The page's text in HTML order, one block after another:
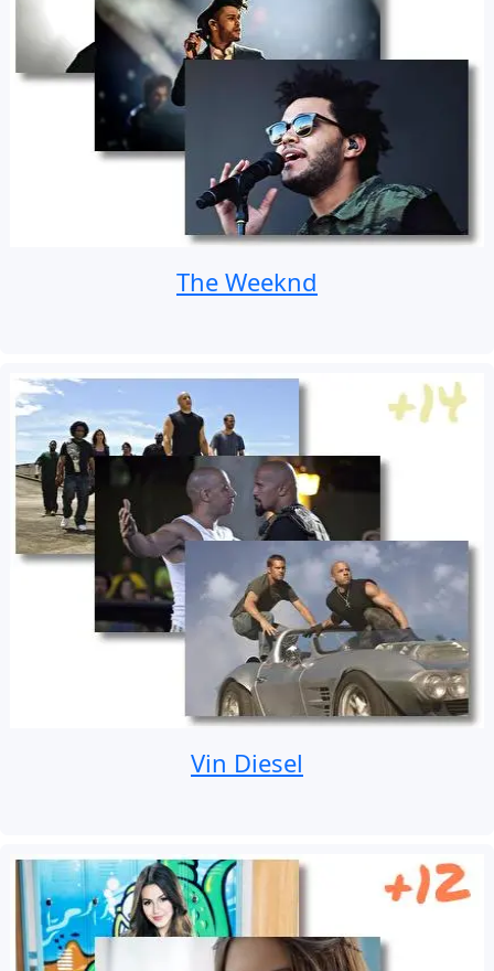
The Weeknd
Vin Diesel